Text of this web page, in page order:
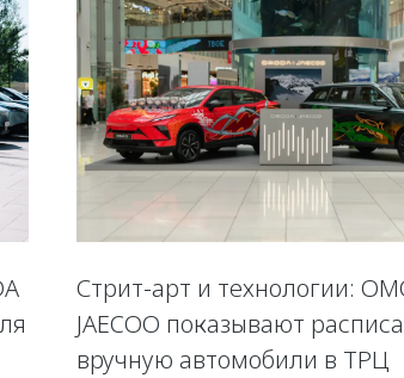
Стрит-арт и технологии:
JAECOO показывают
вручную автомобили в ТРЦ